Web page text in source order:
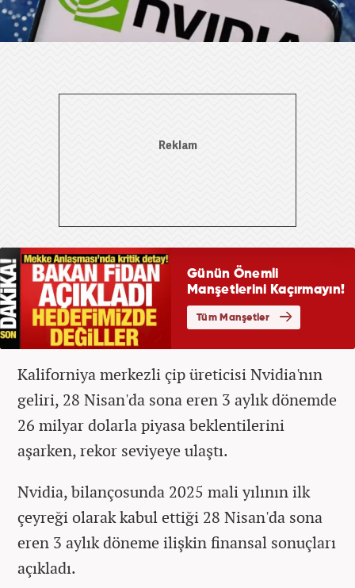
Kaliforniya merkezli çip üreticisi Nvidia'nın
geliri, 28 Nisan'da sona eren 3 aylık dönemde
26 milyar dolarla piyasa beklentilerini
aşarken, rekor seviyeye ulaştı.
Nvidia, bilançosunda 2025 mali yılının ilk
çeyreği olarak kabul ettiği 28 Nisan'da sona
eren 3 aylık döneme ilişkin finansal sonuçları
açıkladı.